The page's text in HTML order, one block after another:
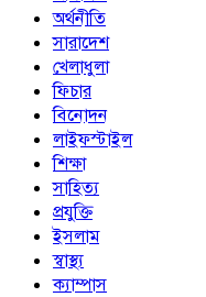
অর্থনীতি
সারাদেশ
খেলাধুলা
ফিচার
বিনোদন
লাইফস্টাইল
শিক্ষা
সাহিত্য
প্রযুক্তি
ইসলাম
স্বাস্থ্য
ক্যাম্পাস